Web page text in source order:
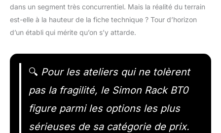
dans un segment très concurrentiel. Mais la réalité du terrain
est-elle à la hauteur de la fiche technique ? Tour d’horizon
d’un établi qui mérite qu’on s’y attarde.
🔍 Pour les ateliers qui ne tolèrent
pas la fragilité, le Simon Rack BT0
figure parmi les options les plus
sérieuses de sa catégorie de prix.